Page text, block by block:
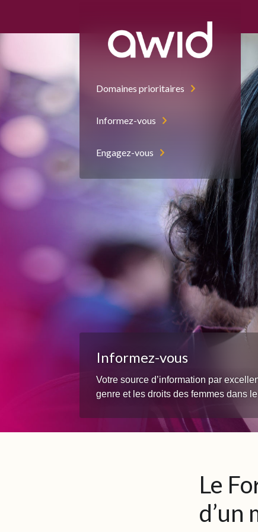
Domaines prioritaires
Informez-vous
Engagez-vous
Informez-vous
Votre source d’information par
genre et les droits des femmes dans
Le
d’un